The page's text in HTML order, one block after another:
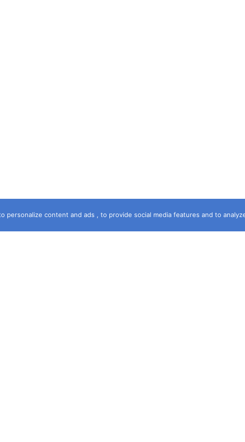
personalize content and ads , to provide social media features and to